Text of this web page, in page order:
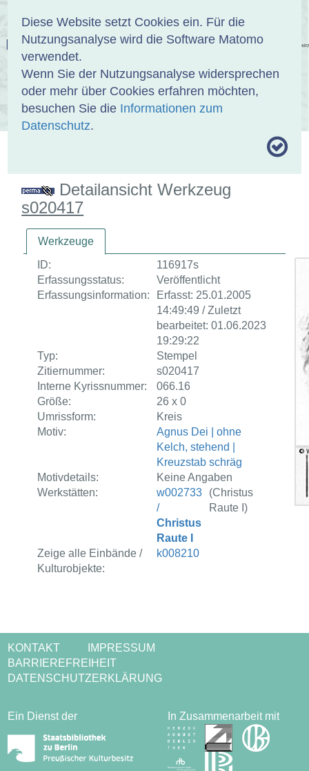
Diese Website setzt Cookies ein. Für die
Nutzungsanalyse wird die Software Matomo
verwendet.
Wenn Sie der Nutzungsanalyse widersprechen
oder mehr über Cookies erfahren möchten,
besuchen Sie die Informationen zum
Datenschutz.
EINBANDDATENBANK
ÜBER UNS SAMMLUNGEN SUCHE
Detailansicht Werkzeug
s020417
Werkzeuge
ID:
116917s
Erfassungsstatus:
Veröffentlicht
Erfassungsinformation:
Erfasst: 25.01.2005
14:49:49 / Zuletzt
bearbeitet: 01.06.2023
19:29:22
Typ:
Stempel
Zitiernummer:
s020417
Interne Kyrissnummer:
066.16
Größe:
26 x 0
Umrissform:
Kreis
Motiv:
Agnus Dei | ohne
Kelch, stehend |
Kreuzstab schräg
Motivdetails:
Keine Angaben
Werkstätten:
w002733
/
Christus
Raute I
(Christus
Raute I)
Zeige alle Einbände /
Kulturobjekte:
k008210
KONTAKT
IMPRESSUM
BARRIEREFREIHEIT
DATENSCHUTZERKLÄRUNG
Ein Dienst der In Zusammenarbeit mit